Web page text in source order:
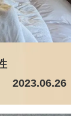
2023.06.26